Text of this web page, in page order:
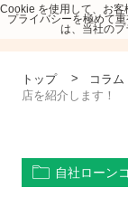
トップ > コラム
店を紹介します！
自社ローン
Cookie を使用して、お
プライバシーを極めて
は、当社のプ